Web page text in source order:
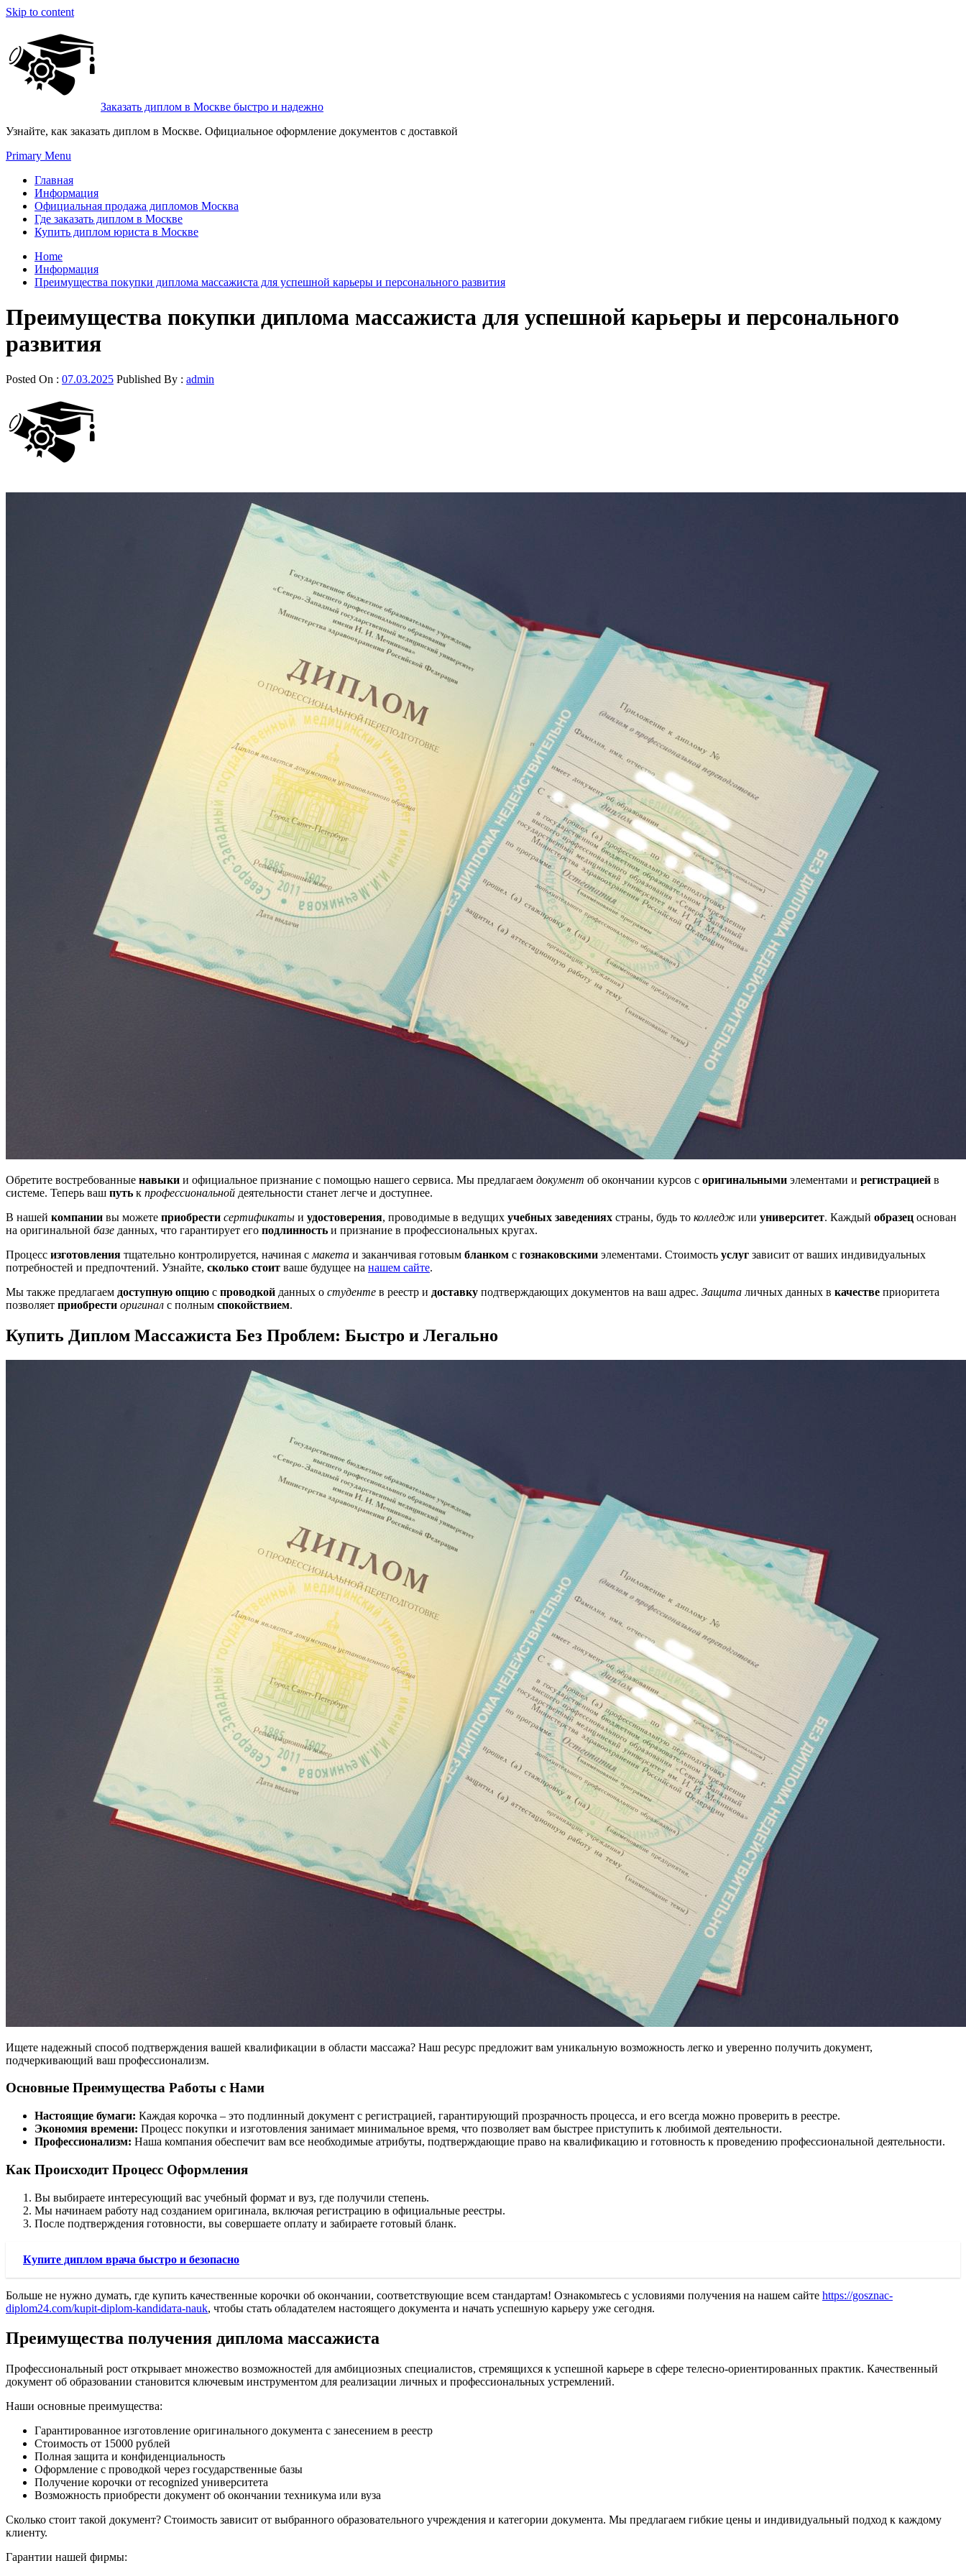
Skip to content
Заказать диплом в Москве быстро и надежно
Узнайте, как заказать диплом в Москве. Официальное оформление документов с доставкой
Primary Menu
Главная
Информация
Официальная продажа дипломов Москва
Где заказать диплом в Москве
Купить диплом юриста в Москве
Home
Информация
Преимущества покупки диплома массажиста для успешной карьеры и персонального развития
Преимущества покупки диплома массажиста для успешной карьеры и персонального
развития
Posted On : 07.03.2025 Published By : admin
Обретите востребованные навыки и официальное признание с помощью нашего сервиса. Мы предлагаем документ об окончании курсов с оригинальными элементами и регистрацией в
системе. Теперь ваш путь к профессиональной деятельности станет легче и доступнее.
В нашей компании вы можете приобрести сертификаты и удостоверения, проводимые в ведущих учебных заведениях страны, будь то колледж или университет. Каждый образец основан
на оригинальной базе данных, что гарантирует его подлинность и признание в профессиональных кругах.
Процесс изготовления тщательно контролируется, начиная с макета и заканчивая готовым бланком с гознаковскими элементами. Стоимость услуг зависит от ваших индивидуальных
потребностей и предпочтений. Узнайте, сколько стоит ваше будущее на нашем сайте.
Мы также предлагаем доступную опцию с проводкой данных о студенте в реестр и доставку подтверждающих документов на ваш адрес. Защита личных данных в качестве приоритета
позволяет приобрести оригинал с полным спокойствием.
Купить Диплом Массажиста Без Проблем: Быстро и Легально
Ищете надежный способ подтверждения вашей квалификации в области массажа? Наш ресурс предложит вам уникальную возможность легко и уверенно получить документ,
подчеркивающий ваш профессионализм.
Основные Преимущества Работы с Нами
Настоящие бумаги: Каждая корочка – это подлинный документ с регистрацией, гарантирующий прозрачность процесса, и его всегда можно проверить в реестре.
Экономия времени: Процесс покупки и изготовления занимает минимальное время, что позволяет вам быстрее приступить к любимой деятельности.
Профессионализм: Наша компания обеспечит вам все необходимые атрибуты, подтверждающие право на квалификацию и готовность к проведению профессиональной деятельности.
Как Происходит Процесс Оформления
Вы выбираете интересующий вас учебный формат и вуз, где получили степень.
Мы начинаем работу над созданием оригинала, включая регистрацию в официальные реестры.
После подтверждения готовности, вы совершаете оплату и забираете готовый бланк.
Купите диплом врача быстро и безопасно
Больше не нужно думать, где купить качественные корочки об окончании, соответствующие всем стандартам! Ознакомьтесь с условиями получения на нашем сайте https://gosznac-
diplom24.com/kupit-diplom-kandidата-nauk, чтобы стать обладателем настоящего документа и начать успешную карьеру уже сегодня.
Преимущества получения диплома массажиста
Профессиональный рост открывает множество возможностей для амбициозных специалистов, стремящихся к успешной карьере в сфере телесно-ориентированных практик. Качественный
документ об образовании становится ключевым инструментом для реализации личных и профессиональных устремлений.
Наши основные преимущества:
Гарантированное изготовление оригинального документа с занесением в реестр
Стоимость от 15000 рублей
Полная защита и конфиденциальность
Оформление с проводкой через государственные базы
Получение корочки от recognized университета
Возможность приобрести документ об окончании техникума или вуза
Сколько стоит такой документ? Стоимость зависит от выбранного образовательного учреждения и категории документа. Мы предлагаем гибкие цены и индивидуальный подход к каждому
клиенту.
Гарантии нашей фирмы: